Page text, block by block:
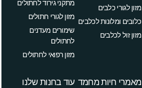
מזון לגורי כלבים
כלובים ומלונות לכלבים
מזון זול לכלבים
מתקני גירוד לחתולים
מזון לגורי חתולים
שימורים מעדנים
לחתולים
מזון רפואי לחתולים
מאמרי חיות מחמד עוד בחנות שלנו